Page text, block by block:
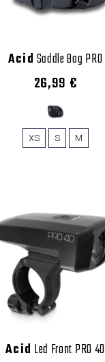
Acid Saddle Bag PRO
26,99 €
XS S M
Acid Led Front PRO 40